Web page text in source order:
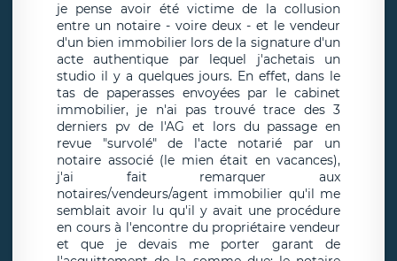
je pense avoir été victime de la collusion
entre un notaire - voire deux - et le vendeur
d'un bien immobilier lors de la signature d'un
acte authentique par lequel j'achetais un
studio il y a quelques jours. En effet, dans le
tas de paperasses envoyées par le cabinet
immobilier, je n'ai pas trouvé trace des 3
derniers pv de l'AG et lors du passage en
revue "survolé" de l'acte notarié par un
notaire associé (le mien était en vacances),
j'ai fait remarquer aux
notaires/vendeurs/agent immobilier qu'il me
semblait avoir lu qu'il y avait une procédure
en cours à l'encontre du propriétaire vendeur
et que je devais me porter garant de